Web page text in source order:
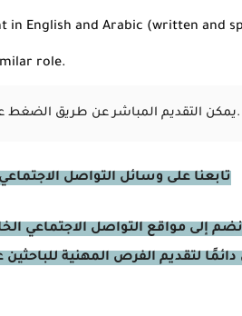
in English and Arabic (written and
role.
يمكن التقديم المباشر عن طريق الضغط على الصورة المعروضة أعلى الصفحة.
تابعنا على وسائل التواصل
إلى مواقع التواصل الاجتماعي